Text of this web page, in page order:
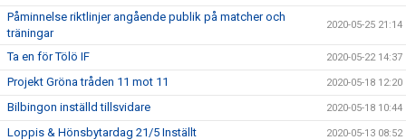
Påminnelse riktlinjer angående publik på matcher och
träningar
2020-05-25 21:14
Ta en för Tölö IF 2020-05-22 14:37
Projekt Gröna tråden 11 mot 11 2020-05-18 12:20
Bilbingon inställd tillsvidare 2020-05-18 10:44
Loppis & Hönsbytardag 21/5 Inställt 2020-05-13 08:52